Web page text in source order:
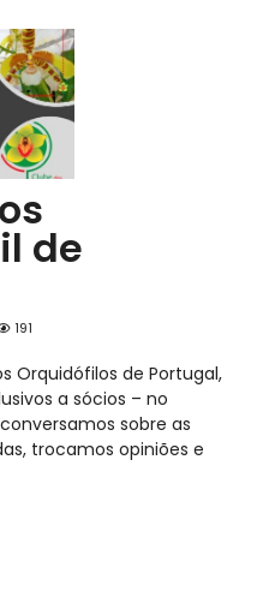
de
191
Orquidófilos de Portugal,
a sócios – no
sobre as
trocamos opiniões e